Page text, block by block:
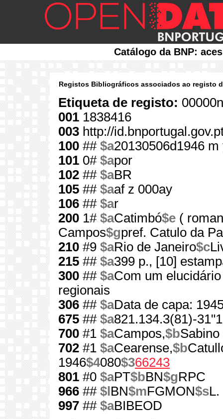
Catálogo da BNP:
Registos Bibliográficos associados ao registo
Etiqueta de registo:
001 1838416
003 http://
100 ## $a20130506d1946
101 0# $apor
102 ## $aBR
105 ## $aaf z 000ay
106 ## $ar
200 1# $aCatimbó$e (
Campos$gpref. Catulo da
210 #9 $aRio de Janeiro$c
215 ## $a399 p., [10]
300 ## $aCom um
regionais
306 ## $aData de capa:
675 ## $a821.134.3(81)-
700 #1 $aCampos,$bSabino
702 #1 $aCearense,$b
1946$4080$366243
801 #0 $aPT$bBN$gRPC
966 ## $l BN$mFGMON$sL.
997 ## $aBIBEOD